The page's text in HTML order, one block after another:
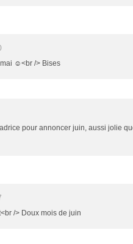
☺️<br /> Bises
pour annoncer juin, aussi jolie
/> Doux mois de juin